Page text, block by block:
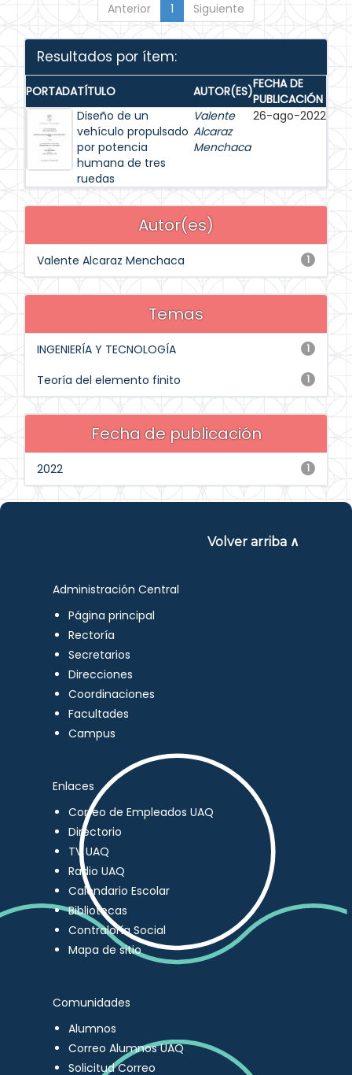
Anterior 1 Siguiente
Resultados por ítem:
PORTADATÍTULO AUTOR(ES)FECHA DE
PUBLICACIÓN
Diseño de un
vehículo propulsado
por potencia
humana de tres
ruedas
Valente
Alcaraz
Menchaca
26-ago-2022
Autor(es)
1
Valente Alcaraz Menchaca
Temas
1
INGENIERÍA Y TECNOLOGÍA
1
Teoría del elemento finito
Fecha de publicación
1
2022
Volver arriba ∧
Administración Central
Página principal
Rectoría
Secretarios
Direcciones
Coordinaciones
Facultades
Campus
Enlaces
Correo de Empleados UAQ
Directorio
TV UAQ
Radio UAQ
Calendario Escolar
Bibliotecas
Contraloría Social
Mapa de sitio
Comunidades
Alumnos
Correo Alumnos UAQ
Solicitud Correo